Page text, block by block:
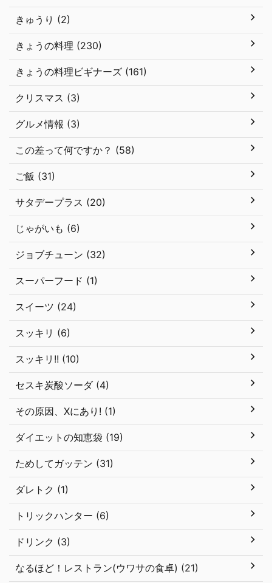
きゅうり (2)
きょうの料理 (230)
きょうの料理ビギナーズ (161)
クリスマス (3)
グルメ情報 (3)
この差って何ですか？ (58)
ご飯 (31)
サタデープラス (20)
じゃがいも (6)
ジョブチューン (32)
スーパーフード (1)
スイーツ (24)
スッキリ (6)
スッキリ!! (10)
セスキ炭酸ソーダ (4)
その原因、Xにあり! (1)
ダイエットの知恵袋 (19)
ためしてガッテン (31)
ダレトク (1)
トリックハンター (6)
ドリンク (3)
なるほど！レストラン(ウワサの食卓) (21)